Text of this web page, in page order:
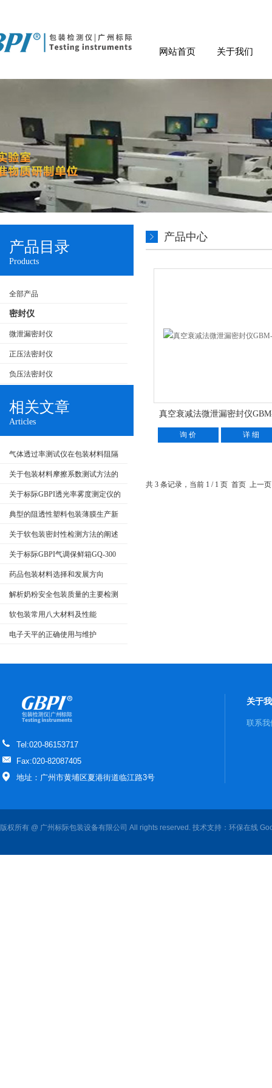
网站首页 关于我们
产品目录
Products
全部产品
密封仪
微泄漏密封仪
正压法密封仪
负压法密封仪
相关文章
Articles
气体透过率测试仪在包装材料阻隔
性评价中的试验流程
关于包装材料摩擦系数测试方法的
探讨关于标际GBPI透光率雾度测定仪的
工作原理及使用条件
典型的阻透性塑料包装薄膜生产新
工艺关于软包装密封性检测方法的阐述
关于标际GBPI气调保鲜箱GQ-300
的工作要求及注意事项
药品包装材料选择和发展方向
解析奶粉安全包装质量的主要检测
项目软包装常用八大材料及性能
电子天平的正确使用与维护
产品中心
真空衰减法微泄漏密封仪
询 价 详 细
共 3 条记录，当前 1 / 1 页 首页 上一
Tel:020-86153717
Fax:020-82087405
地址：广州市黄埔区夏港街道临江路3号
关于
联系我
版权所有 @ 广州标际包装设备有限公司 All rights reserved. 技术支持： 环保在线